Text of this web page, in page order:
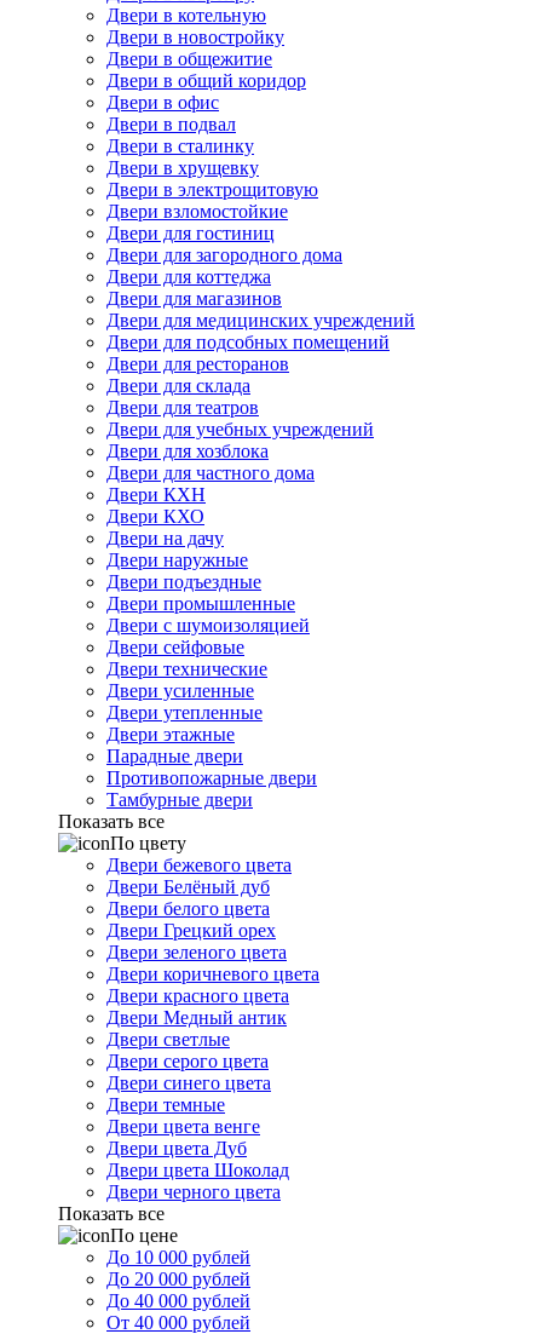
Двери в котельную
Двери в новостройку
Двери в общежитие
Двери в общий коридор
Двери в офис
Двери в подвал
Двери в сталинку
Двери в хрущевку
Двери в электрощитовую
Двери взломостойкие
Двери для гостиниц
Двери для загородного дома
Двери для коттеджа
Двери для магазинов
Двери для медицинских учреждений
Двери для подсобных помещений
Двери для ресторанов
Двери для склада
Двери для театров
Двери для учебных учреждений
Двери для хозблока
Двери для частного дома
Двери КХН
Двери КХО
Двери на дачу
Двери наружные
Двери подъездные
Двери промышленные
Двери с шумоизоляцией
Двери сейфовые
Двери технические
Двери усиленные
Двери утепленные
Двери этажные
Парадные двери
Противопожарные двери
Тамбурные двери
Показать все
По цвету
Двери бежевого цвета
Двери Белёный дуб
Двери белого цвета
Двери Грецкий орех
Двери зеленого цвета
Двери коричневого цвета
Двери красного цвета
Двери Медный антик
Двери светлые
Двери серого цвета
Двери синего цвета
Двери темные
Двери цвета венге
Двери цвета Дуб
Двери цвета Шоколад
Двери черного цвета
Показать все
По цене
До 10 000 рублей
До 20 000 рублей
До 40 000 рублей
От 40 000 рублей